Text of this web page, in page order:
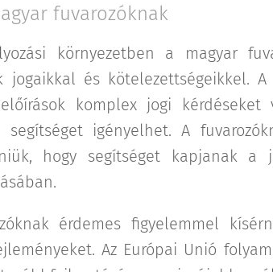
fuvarozóknak
környezetben a magyar
jogaikkal és kötelezettségeikkel.
előírások komplex jogi
segítséget igényelhet. A
hogy segítséget kapjanak a
érdemes figyelemmel
Az Európai Unió